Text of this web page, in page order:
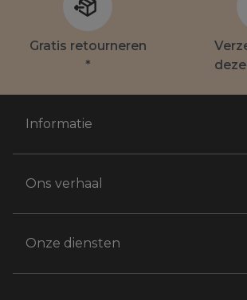
Gratis retourneren
*
Informatie
Ons verhaal
Onze diensten